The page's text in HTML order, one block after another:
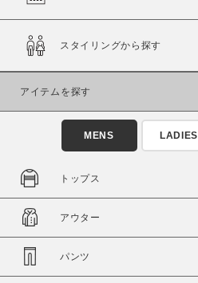
スタイリングから探す
アイテムを探す
MENS LADIES
トップス
アウター
パンツ